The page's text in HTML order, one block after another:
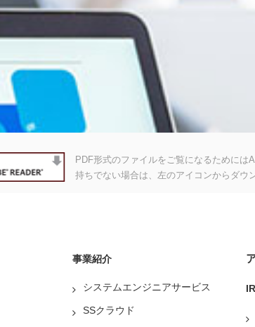
PDF形式のファイルをご覧になるためには
持ちでない場合は、左のアイコンからダウ
事業紹介
システムエンジニアサービス
SSクラウド